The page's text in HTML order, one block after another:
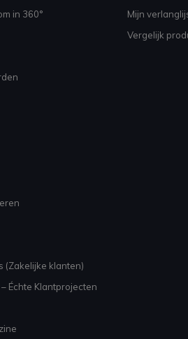
in 360°
(Zakelijke klanten)
Échte Klantprojecten
Mijn
Vergelijk